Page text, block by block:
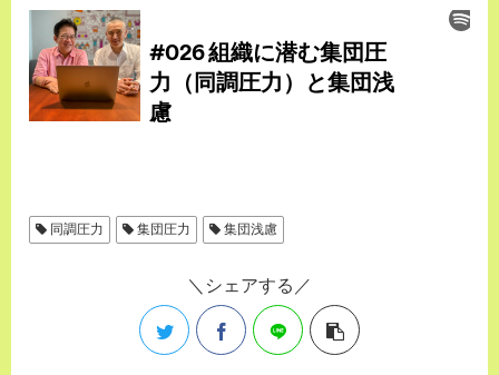
同調圧力 集団圧力 集団浅慮
シェアする